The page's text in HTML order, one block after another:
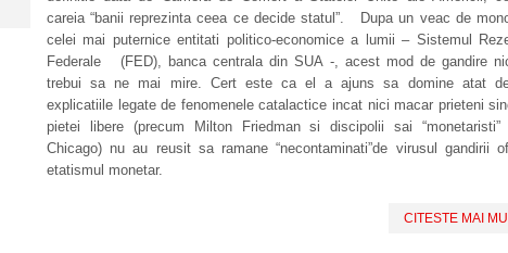
careia “banii reprezinta ceea ce decide statul”. Dupa un veac de
celei mai puternice entitati politico-economice a lumii – Sistemul
Federale (FED), banca centrala din SUA -, acest mod de gandire
trebui sa ne mai mire. Cert este ca el a ajuns sa domine atat
explicatiile legate de fenomenele catalactice incat nici macar prieteni
pietei libere (precum Milton Friedman si discipolii sai
Chicago) nu au reusit sa ramane “necontaminati”de virusul gandirii
etatismul monetar.
CITESTE MAI